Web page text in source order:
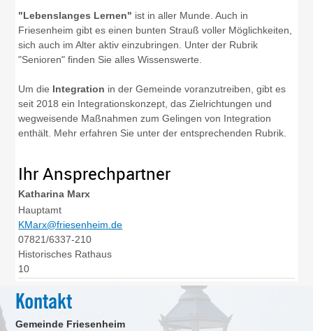
"Lebenslanges Lernen" ist in aller Munde. Auch in
Friesenheim gibt es einen bunten Strauß voller Möglichkeiten,
sich auch im Alter aktiv einzubringen. Unter der Rubrik
"Senioren" finden Sie alles Wissenswerte.
Um die Integration in der Gemeinde voranzutreiben, gibt es
seit 2018 ein Integrationskonzept, das Zielrichtungen und
wegweisende Maßnahmen zum Gelingen von Integration
enthält. Mehr erfahren Sie unter der entsprechenden Rubrik.
Ihr Ansprechpartner
Katharina Marx
Hauptamt
KMarx@friesenheim.de
07821/6337-210
Historisches Rathaus
10
Kontakt
Gemeinde Friesenheim